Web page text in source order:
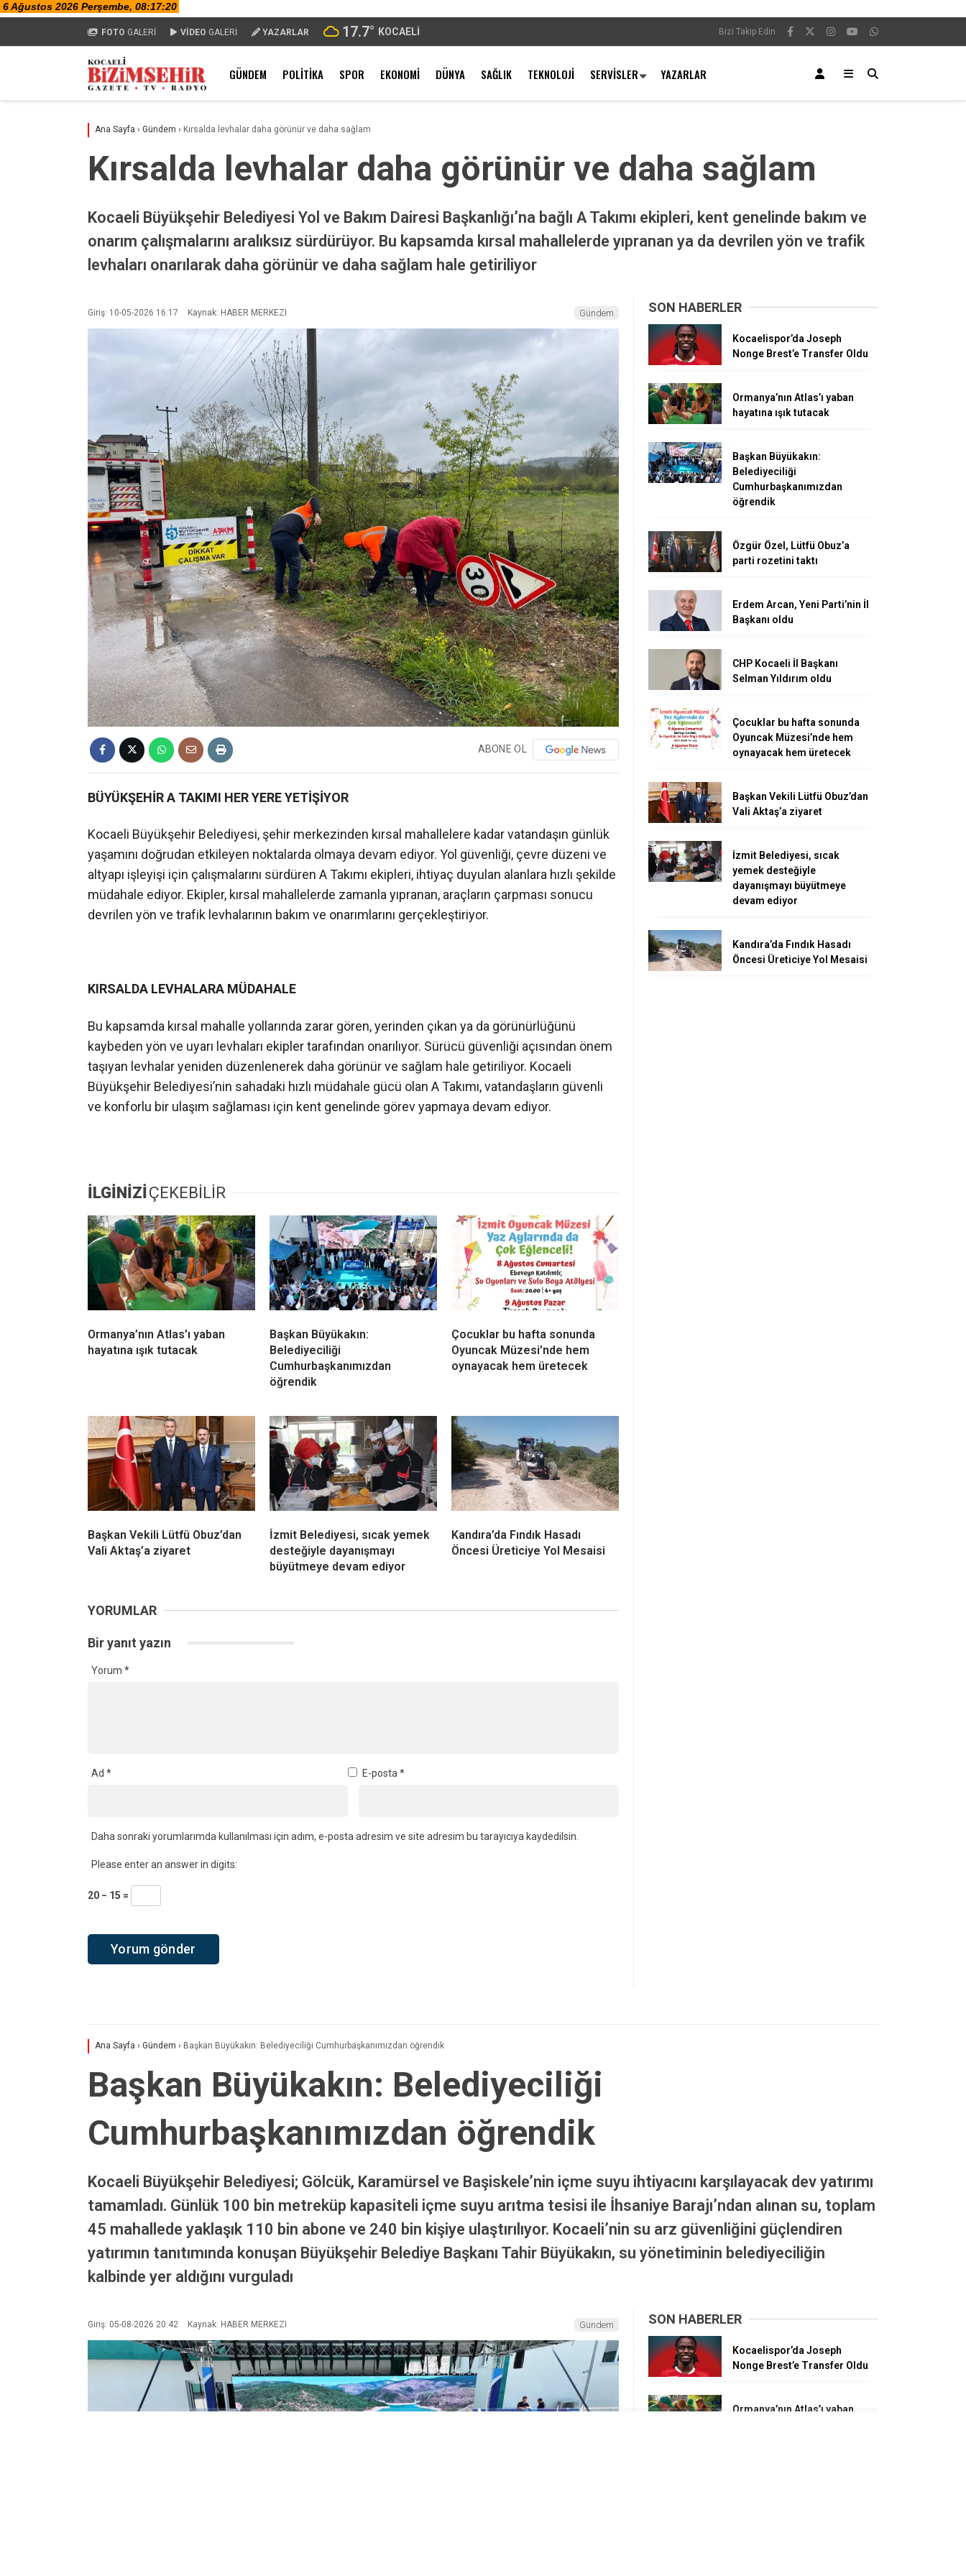
FOTO GALERİ VİDEO GALERİ YAZARLAR 17.7° KOCAELI Bizi Takip Edin
GÜNDEM POLITIKA SPOR EKONOMI DÜNYA SAĞLIK TEKNOLOJI SERVISLER YAZARLAR
Ana Sayfa › Gündem › Kırsalda levhalar daha görünür ve daha sağlam
Kırsalda levhalar daha görünür ve daha sağlam
Kocaeli Büyükşehir Belediyesi Yol ve Bakım Dairesi Başkanlığı’na bağlı A Takımı ekipleri, kent genelinde bakım ve
onarım çalışmalarını aralıksız sürdürüyor. Bu kapsamda kırsal mahallelerde yıpranan ya da devrilen yön ve trafik
levhaları onarılarak daha görünür ve daha sağlam hale getiriliyor
Giriş: 10-05-2026 16:17 Kaynak: HABER MERKEZI Gündem
ABONE OL
BÜYÜKŞEHİR A TAKIMI HER YERE YETİŞİYOR
Kocaeli Büyükşehir Belediyesi, şehir merkezinden kırsal mahallelere kadar vatandaşın günlük
yaşamını doğrudan etkileyen noktalarda olmaya devam ediyor. Yol güvenliği, çevre düzeni ve
altyapı işleyişi için çalışmalarını sürdüren A Takımı ekipleri, ihtiyaç duyulan alanlara hızlı şekilde
müdahale ediyor. Ekipler, kırsal mahallelerde zamanla yıpranan, araçların çarpması sonucu
devrilen yön ve trafik levhalarının bakım ve onarımlarını gerçekleştiriyor.
KIRSALDA LEVHALARA MÜDAHALE
Bu kapsamda kırsal mahalle yollarında zarar gören, yerinden çıkan ya da görünürlüğünü
kaybeden yön ve uyarı levhaları ekipler tarafından onarılıyor. Sürücü güvenliği açısından önem
taşıyan levhalar yeniden düzenlenerek daha görünür ve sağlam hale getiriliyor. Kocaeli
Büyükşehir Belediyesi’nin sahadaki hızlı müdahale gücü olan A Takımı, vatandaşların güvenli
ve konforlu bir ulaşım sağlaması için kent genelinde görev yapmaya devam ediyor.
İLGİNİZİ ÇEKEBİLİR
Ormanya’nın Atlas’ı yaban
hayatına ışık tutacak
Başkan Büyükakın:
Belediyeciliği
Cumhurbaşkanımızdan
öğrendik
Çocuklar bu hafta sonunda
Oyuncak Müzesi’nde hem
oynayacak hem üretecek
Başkan Vekili Lütfü Obuz’dan
Vali Aktaş’a ziyaret
İzmit Belediyesi, sıcak yemek
desteğiyle dayanışmayı
büyütmeye devam ediyor
Kandıra’da Fındık Hasadı
Öncesi Üreticiye Yol Mesaisi
YORUMLAR
Bir yanıt yazın
Yorum *
Ad * E-posta*
Daha sonraki yorumlarımda kullanılması için adım, e-posta adresim ve site adresim bu tarayıcıya kaydedilsin.
Please enter an answer in digits:
20 − 15 =
SON HABERLER
Kocaelispor’da Joseph
Nonge Brest’e Transfer Oldu
Ormanya’nın Atlas’ı yaban
hayatına ışık tutacak
Başkan Büyükakın:
Belediyeciliği
Cumhurbaşkanımızdan
öğrendik
Özgür Özel, Lütfü Obuz’a
parti rozetini taktı
Erdem Arcan, Yeni Parti’nin İl
Başkanı oldu
CHP Kocaeli İl Başkanı
Selman Yıldırım oldu
Çocuklar bu hafta sonunda
Oyuncak Müzesi’nde hem
oynayacak hem üretecek
Başkan Vekili Lütfü Obuz’dan
Vali Aktaş’a ziyaret
İzmit Belediyesi, sıcak
yemek desteğiyle
dayanışmayı büyütmeye
devam ediyor
Kandıra’da Fındık Hasadı
Öncesi Üreticiye Yol Mesaisi
Ana Sayfa › Gündem › Başkan Büyükakın: Belediyeciliği Cumhurbaşkanımızdan öğrendik
Başkan Büyükakın: Belediyeciliği
Cumhurbaşkanımızdan öğrendik
Kocaeli Büyükşehir Belediyesi; Gölcük, Karamürsel ve Başiskele’nin içme suyu ihtiyacını karşılayacak dev yatırımı
tamamladı. Günlük 100 bin metreküp kapasiteli içme suyu arıtma tesisi ile İhsaniye Barajı’ndan alınan su, toplam
45 mahallede yaklaşık 110 bin abone ve 240 bin kişiye ulaştırılıyor. Kocaeli’nin su arz güvenliğini güçlendiren
yatırımın tanıtımında konuşan Büyükşehir Belediye Başkanı Tahir Büyükakın, su yönetiminin belediyeciliğin
kalbinde yer aldığını vurguladı
Giriş: 05-08-2026 20:42 Kaynak: HABER MERKEZI Gündem SON HABERLER
Kocaelispor’da Joseph
Nonge Brest’e Transfer Oldu
Ormanya’nın Atlas’ı yaban